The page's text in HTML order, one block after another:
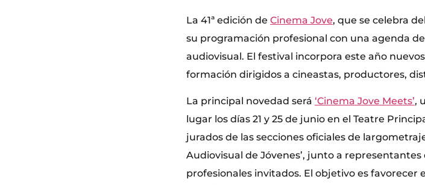
La 41ª edición de Cinema Jove, que se celebra
su programación profesional con una agenda
audiovisual. El festival incorpora este año
formación dirigidos a cineastas, productores,
La principal novedad será ‘Cinema Jove Meets’,
lugar los días 21 y 25 de junio en el Teatre
jurados de las secciones oficiales de
Audiovisual de Jóvenes’, junto a representantes
profesionales invitados. El objetivo es favorecer